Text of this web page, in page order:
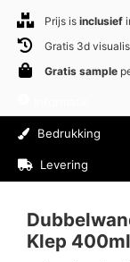
Prijs is inclusief
Gratis 3d
Gratis sample
Bedrukking
Levering
Klep 400ml